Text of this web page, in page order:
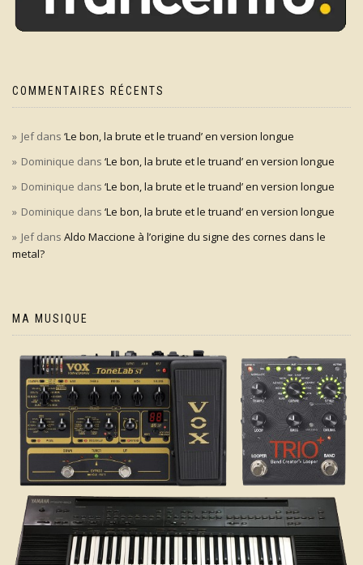
COMMENTAIRES RÉCENTS
Jefdans ‘Le bon, la brute et le truand’ en version longue
Dominique dans ‘Le bon, la brute et le truand’ en version longue
Dominique dans ‘Le bon, la brute et le truand’ en version longue
Dominique dans ‘Le bon, la brute et le truand’ en version longue
Jefdans Aldo Maccione à l’origine du signe des cornes dans le
metal?
MA MUSIQUE